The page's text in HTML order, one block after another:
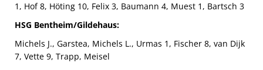
1, Hof 8, Höting 10, Felix 3, Baumann 4, Muest 1, Bartsch 3
HSG Bentheim/Gildehaus:
Michels J., Garstea, Michels L., Urmas 1, Fischer 8, van Dijk
7, Vette 9, Trapp, Meisel